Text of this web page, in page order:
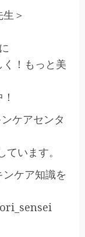
＞
く！もっと美
ケアセンタ
います。
ケア知識を